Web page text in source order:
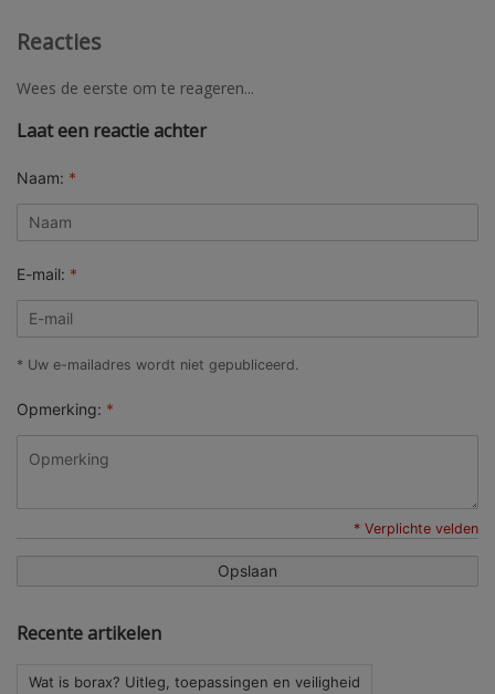
Reacties
Wees de eerste om te reageren...
Laat een reactie achter
Naam: *
E-mail: *
* Uw e-mailadres wordt niet gepubliceerd.
Opmerking: *
* Verplichte velden
Opslaan
Recente artikelen
Wat is borax? Uitleg, toepassingen en veiligheid